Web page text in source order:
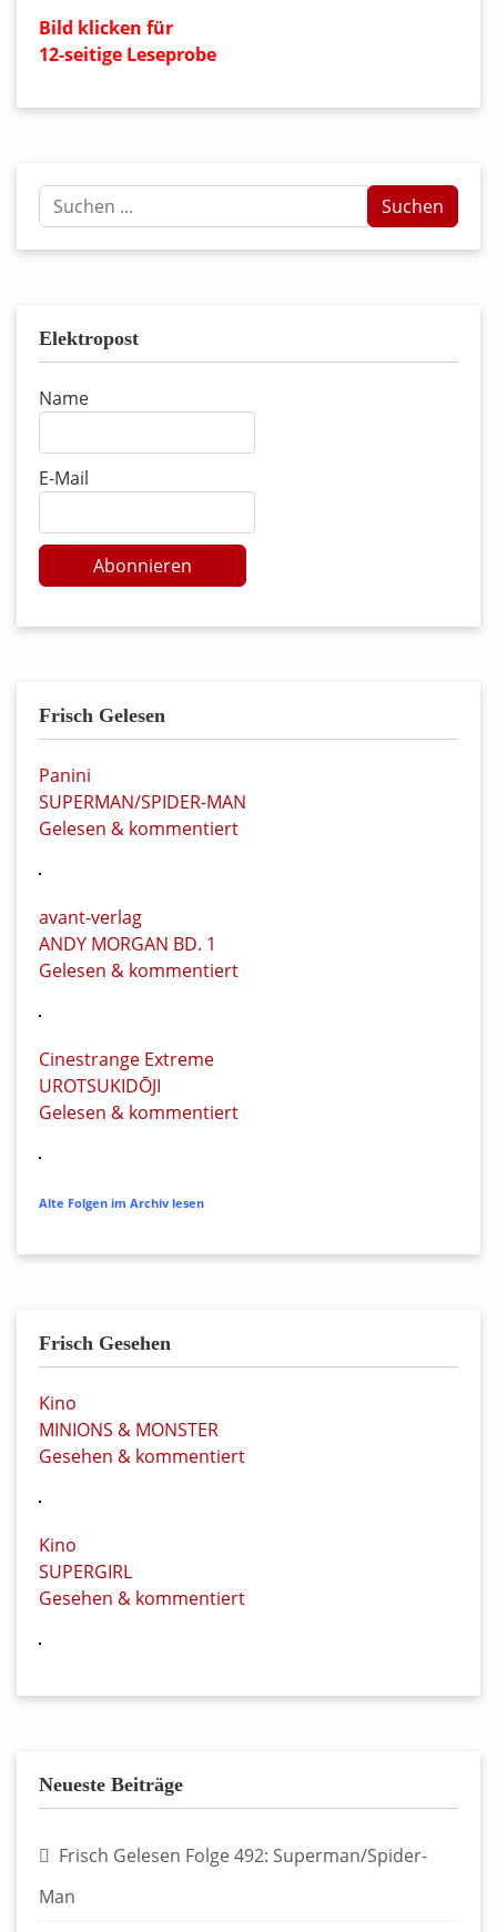
Bild klicken für
12-seitige Leseprobe
Suchen
...
Suchen
Elektropost
Name
E-Mail
Abonnieren
Frisch Gelesen
Panini
SUPERMAN/SPIDER-MAN
Gelesen & kommentiert
avant-verlag
ANDY MORGAN BD. 1
Gelesen & kommentiert
Cinestrange Extreme
UROTSUKIDŌJI
Gelesen & kommentiert
Alte Folgen im Archiv lesen
Frisch Gesehen
Kino
MINIONS & MONSTER
Gesehen & kommentiert
Kino
SUPERGIRL
Gesehen & kommentiert
Neueste Beiträge
Frisch Gelesen Folge 492: Superman/Spider-
Man